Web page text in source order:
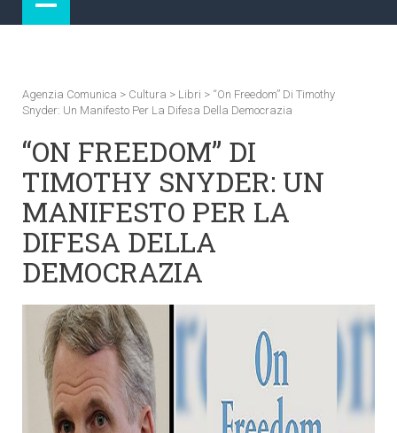
Agenzia Comunica > Cultura > Libri > “On Freedom” Di Timothy
Snyder: Un Manifesto Per La Difesa Della Democrazia
“ON FREEDOM” DI
TIMOTHY SNYDER: UN
MANIFESTO PER LA
DIFESA DELLA
DEMOCRAZIA